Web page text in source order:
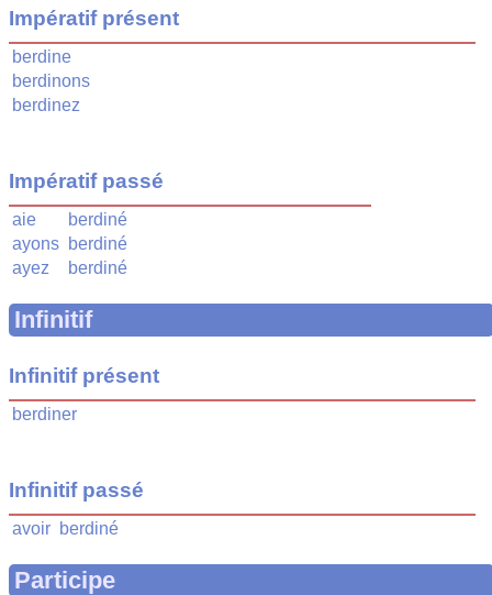
Impératif présent
berdine
berdinons
berdinez
Impératif passé
aie
berdiné
ayons berdiné
ayez
berdiné
Infinitif
Infinitif présent
berdiner
Infinitif passé
avoir berdiné
Participe